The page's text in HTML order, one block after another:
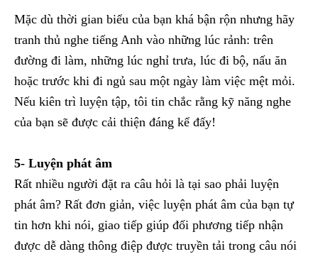
Mặc dù thời gian biểu của bạn khá bận rộn nhưng hãy
tranh thủ nghe tiếng Anh vào những lúc rảnh: trên
đường đi làm, những lúc nghỉ trưa, lúc đi bộ, nấu ăn
hoặc trước khi đi ngủ sau một ngày làm việc mệt mỏi.
Nếu kiên trì luyện tập, tôi tin chắc rằng kỹ năng nghe
của bạn sẽ được cải thiện đáng kể đấy!
5- Luyện phát âm
Rất nhiều người đặt ra câu hỏi là tại sao phải luyện
phát âm? Rất đơn giản, việc luyện phát âm của bạn tự
tin hơn khi nói, giao tiếp giúp đối phương tiếp nhận
được dễ dàng thông điệp được truyền tải trong câu nói